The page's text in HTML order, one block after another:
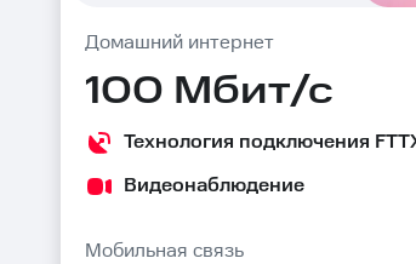
Домашний интернет
100 Мбит/с
Технология подключения
Видеонаблюдение
Мобильная связь